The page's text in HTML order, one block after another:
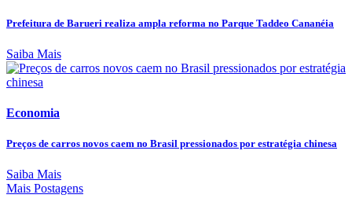
Prefeitura de Barueri realiza ampla reforma no Parque Taddeo Cananéia
Saiba Mais
Economia
Preços de carros novos caem no Brasil pressionados por estratégia chinesa
Saiba Mais
Mais Postagens